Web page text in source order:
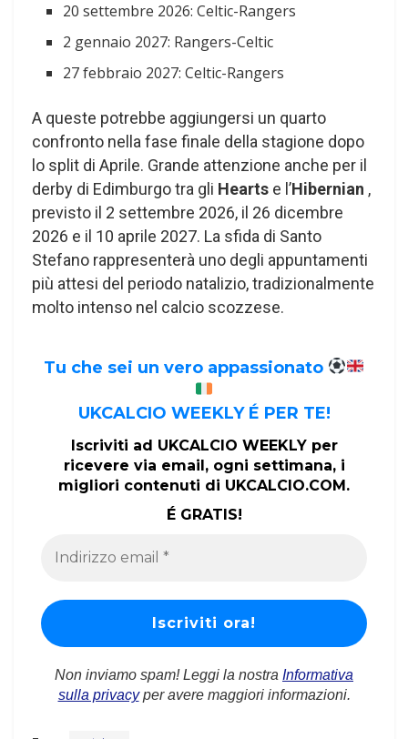
20 settembre 2026: Celtic-Rangers
2 gennaio 2027: Rangers-Celtic
27 febbraio 2027: Celtic-Rangers
A queste potrebbe aggiungersi un quarto
confronto nella fase finale della stagione dopo
lo split di Aprile. Grande attenzione anche per il
derby di Edimburgo tra gli Hearts e l’Hibernian ,
previsto il 2 settembre 2026, il 26 dicembre
2026 e il 10 aprile 2027. La sfida di Santo
Stefano rappresenterà uno degli appuntamenti
più attesi del periodo natalizio, tradizionalmente
molto intenso nel calcio scozzese.
Tu che sei un vero appassionato
UKCALCIO WEEKLY É PER TE!
Iscriviti ad UKCALCIO WEEKLY per
ricevere via email, ogni settimana, i
migliori contenuti di UKCALCIO.COM.
É GRATIS!
Non inviamo spam! Leggi la nostra Informativa
sulla privacyper avere maggiori informazioni.